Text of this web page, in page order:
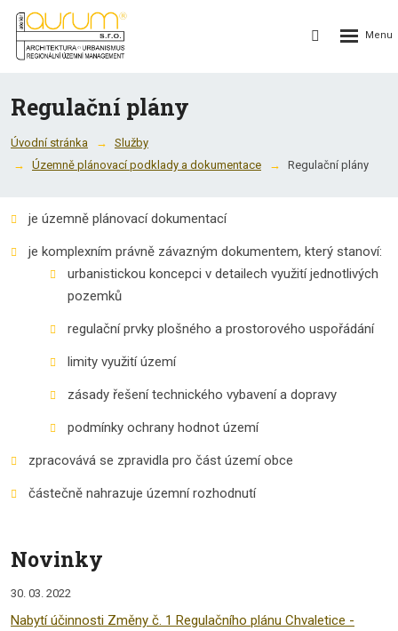
Vyhledávání
Rozbalení
Regulační plány
Úvodní stránka
Služby
Územně plánovací podklady a dokumentace
Regulační plány
je územně plánovací dokumentací
je komplexním právně závazným dokumentem, který stanoví:
urbanistickou koncepci v detailech využití jednotlivých
pozemků
regulační prvky plošného a prostorového uspořádání
limity využití území
zásady řešení technického vybavení a dopravy
podmínky ochrany hodnot území
zpracovává se zpravidla pro část území obce
částečně nahrazuje územní rozhodnutí
Novinky
30. 03. 2022
Nabytí účinnosti Změny č. 1 Regulačního plánu Chvaletice -